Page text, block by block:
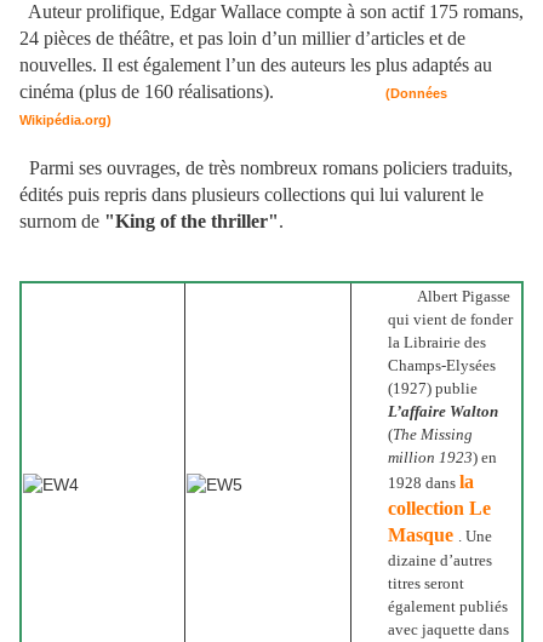
Auteur prolifique, Edgar Wallace compte à son actif 175 romans,
24 pièces de théâtre, et pas loin d’un millier d’articles et de
nouvelles. Il est également l’un des auteurs les plus adaptés au
cinéma (plus de 160 réalisations).
(Données
Wikipédia.org)
Parmi ses ouvrages, de très nombreux romans policiers traduits,
édités puis repris dans plusieurs collections qui lui valurent le
surnom de "King of the thriller".
Albert Pigasse
qui vient de fonder
la Librairie des
Champs-Elysées
(1927) publie
L’affaire Walton
(The Missing
million 1923) en
1928 dans la
collection Le
Masque . Une
dizaine d’autres
titres seront
également publiés
avec jaquette dans